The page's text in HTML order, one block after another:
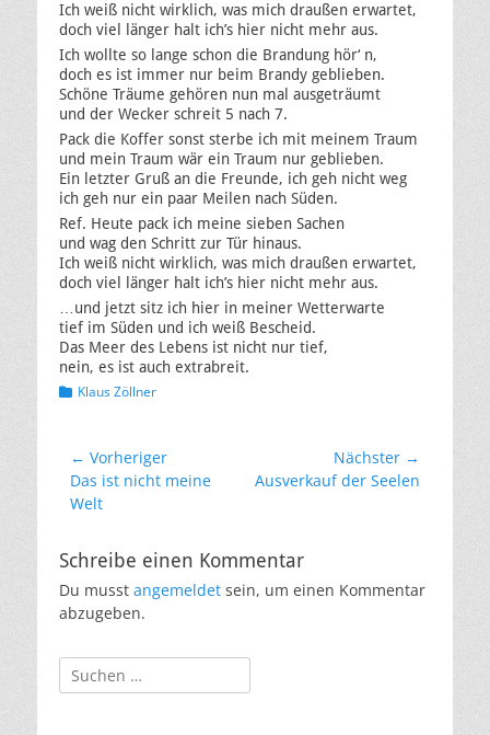
Ich weiß nicht wirklich, was mich draußen erwartet,
doch viel länger halt ich’s hier nicht mehr aus.
Ich wollte so lange schon die Brandung hör‘ n,
doch es ist immer nur beim Brandy geblieben.
Schöne Träume gehören nun mal ausgeträumt
und der Wecker schreit 5 nach 7.
Pack die Koffer sonst sterbe ich mit meinem Traum
und mein Traum wär ein Traum nur geblieben.
Ein letzter Gruß an die Freunde, ich geh nicht weg
ich geh nur ein paar Meilen nach Süden.
Ref. Heute pack ich meine sieben Sachen
und wag den Schritt zur Tür hinaus.
Ich weiß nicht wirklich, was mich draußen erwartet,
doch viel länger halt ich’s hier nicht mehr aus.
…und jetzt sitz ich hier in meiner Wetterwarte
tief im Süden und ich weiß Bescheid.
Das Meer des Lebens ist nicht nur tief,
nein, es ist auch extrabreit.
Kategorien
Klaus Zöllner
Beitragsnavigation
← Vorheriger
Vorheriger
Beitrag:
Das ist nicht meine
Welt
Nächster →
Nächster
Ausverkauf der Seelen
Schreibe einen Kommentar
Du musst angemeldet sein, um einen Kommentar
abzugeben.
Suchen
nach: